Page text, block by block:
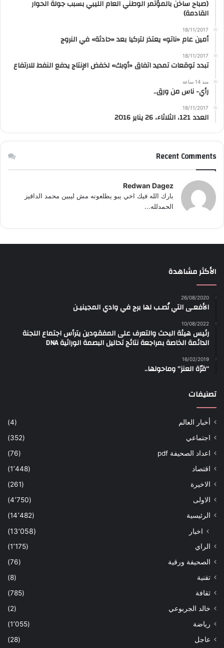
(صباح ساخن بالمؤتمر الوطني العام الليبي بسبب جولة الحوار
القادمة)
18/11/2017
أمين عام «ناتو» يعتذر لتركيا بعد «حادثة» في النروج
18/11/2017
تبدد توقعات تمديد اتفاق «أوبك» لخفض الإنتاج يدفع النفط للارتفاع
منذ 14 ساعة
رأي- ناس من ورق..
18/11/2017
العدد 121، الثلاثاء، 26 يناير 2016
Recent Comments
Redwan Dagez
بارك الله فيك اخي يبو يطلعونه مش ليبين محمد الداقيز
الحمدلله...
الأكثر مشاهدة
26/08/2020
الأفعـى التي نُصـب لها برج في وادي المجينيـن
10/08/2022
رئيس هيئة البحث والتعرف على المفقودين يترأس اجتماع اللجنة
الدائمة الخاصة بمراجعة نتائج تحاليل البصمة الوراثية DNA
16/02/2019
“قرّة العنز” وماحولها..
تصنيفات
أخبار العالم
(4)
اجتماعي
(352)
اعداد الصحيفة pdf
(76)
اقتصاد
(1٬448)
الاخيرة
(261)
الاولى
(4٬750)
الرئيسية
(14٬482)
اخبار (13٬058)
الراي
(1٬175)
الصحيفة ورقية
(76)
تقنية
(8)
ثقافة
(785)
خالد الجربوعي
(2)
رياضة
(1٬055)
عاجل
(28)